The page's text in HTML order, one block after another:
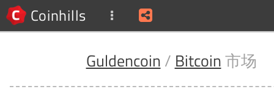
Coinhills
Guldencoin / Bitcoin市场